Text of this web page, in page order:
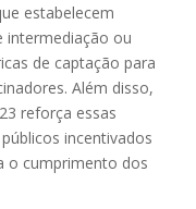
estabelecem
intermediação ou
de captação para
Além disso,
reforça essas
incentivados
o cumprimento dos